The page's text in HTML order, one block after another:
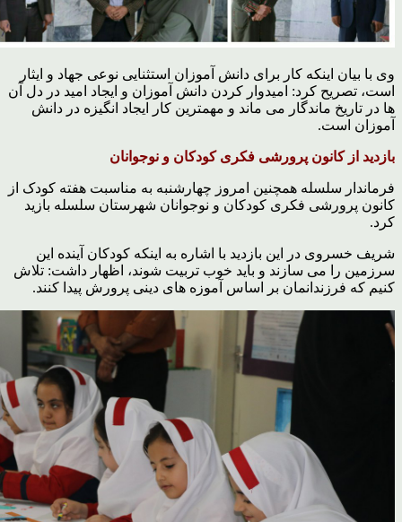
وی با بیان اینکه کار برای دانش آموزان استثنایی نوعی جهاد و ایثار
است، تصریح کرد: امیدوار کردن دانش آموزان و ایجاد امید در دل آن
ها در تاریخ ماندگار می ماند و مهمترین کار ایجاد انگیزه در دانش
آموزان است.
بازدید از کانون پرورشی فکری کودکان و نوجوانان
فرماندار سلسله همچنین امروز چهارشنبه به مناسبت هفته کودک از
کانون پرورشی فکری کودکان و نوجوانان شهرستان سلسله بازید
کرد.
شریف خسروی در این بازدید با اشاره به اینکه کودکان آینده این
سرزمین را می سازند و باید خوب تربیت شوند، اظهار داشت: تلاش
کنیم که فرزندانمان بر اساس آموزه های دینی پرورش پیدا کنند.